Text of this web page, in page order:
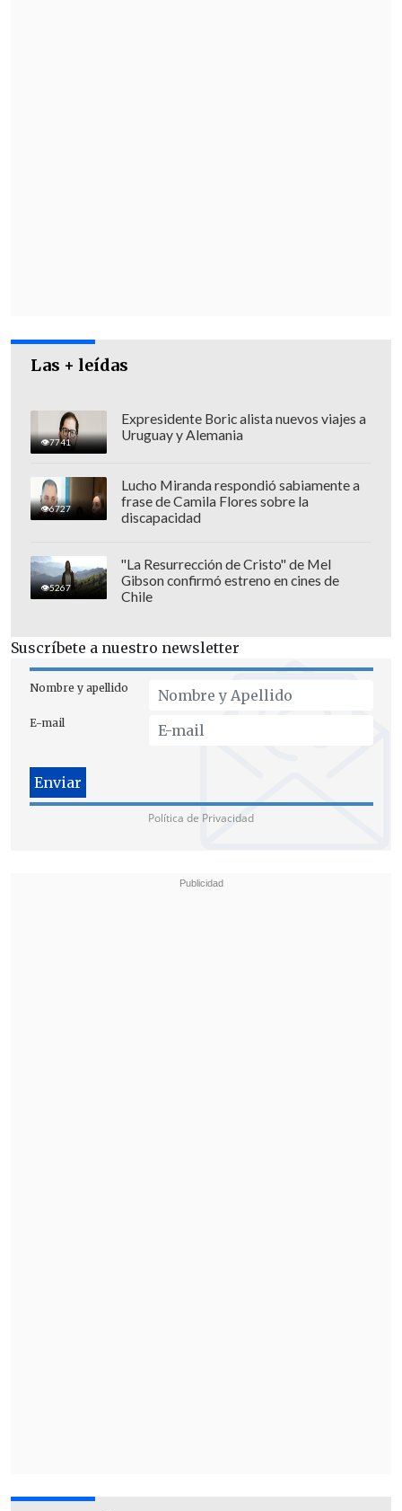
Las + leídas
7741
Expresidente Boric alista nuevos viajes a
Uruguay y Alemania
6727
Lucho Miranda respondió sabiamente a
frase de Camila Flores sobre la
discapacidad
5267
"La Resurrección de Cristo" de Mel
Gibson confirmó estreno en cines de
Chile
Suscríbete a nuestro newsletter
Nombre y apellido
E-mail
Política de Privacidad